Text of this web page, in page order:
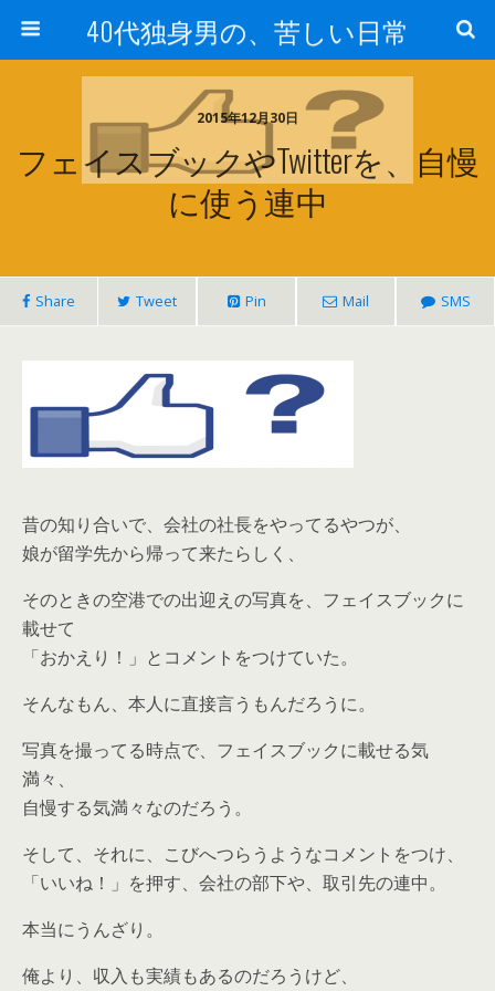
40代独身男の、苦しい日常
2015年12月30日
フェイスブックやtwitterを、自慢
に使う連中
Share Tweet Pin Mail SMS
昔の知り合いで、会社の社長をやってるやつが、
娘が留学先から帰って来たらしく、
そのときの空港での出迎えの写真を、フェイスブックに
載せて
「おかえり！」とコメントをつけていた。
そんなもん、本人に直接言うもんだろうに。
写真を撮ってる時点で、フェイスブックに載せる気
満々、
自慢する気満々なのだろう。
そして、それに、こびへつらうようなコメントをつけ、
「いいね！」を押す、会社の部下や、取引先の連中。
本当にうんざり。
俺より、収入も実績もあるのだろうけど、